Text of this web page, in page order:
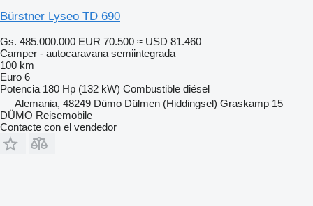
Bürstner Lyseo TD 690
Gs. 485.000.000 EUR 70.500 ≈ USD 81.460
Camper - autocaravana semiintegrada
100 km
Euro 6
Potencia 180 Hp (132 kW) Combustible diésel
Alemania, 48249 Dümo Dülmen (Hiddingsel) Graskamp 15
DÜMO Reisemobile
Contacte con el vendedor